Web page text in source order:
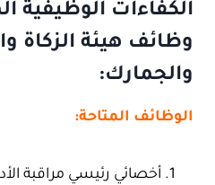
الكفاءات الوظيفية
وظائف هيئة الزكاة
والجمارك:
الوظائف المتاحة:
أخصائي رئيسي مراقبة